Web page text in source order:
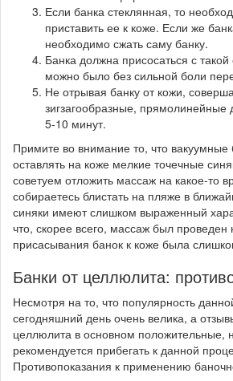
Если банка стеклянная, то
приставить ее к коже. Если же
необходимо сжать саму банку.
Банка должна присосаться с
можно было без сильной боли
Не отрывая банку от кожи,
зигзагообразные, прямолинейные
5-10 минут.
Примите во внимание то, что вакуумные
оставлять на коже мелкие точечные
советуем отложить массаж на какое-то
собираетесь блистать на пляже в
синяки имеют слишком выраженный
что, скорее всего, массаж был проведен
присасывания банок к коже была
Банки от целлюлита:
Несмотря на то, что популярность
сегодняшний день очень велика, а
целлюлита в основном
рекомендуется прибегать к данной
Противопоказания к применению